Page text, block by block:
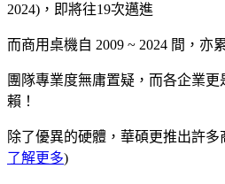
2024)，即將往19次邁進
而商用桌機自 2009 ~ 2024 間，亦
團隊專業度無庸置疑，而各企業
賴！
除了優異的硬體，華碩更推出許多
了解更多)